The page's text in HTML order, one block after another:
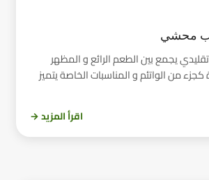
محشي
يجمع بين الطعم الرائع و المظهر
من الواتئم و المناسبات الخاصة يتميز
اقرأ المزيد →